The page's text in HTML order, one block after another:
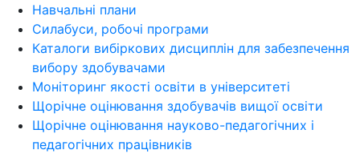
Навчальні плани
Силабуси, робочі програми
Каталоги вибіркових дисциплін для забезпечення
вибору здобувачами
Моніторинг якості освіти в університеті
Щорічне оцінювання здобувачів вищої освіти
Щорічне оцінювання науково-педагогічних і
педагогічних працівників